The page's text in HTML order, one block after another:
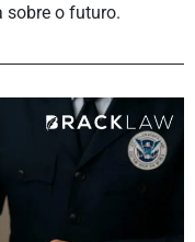
sobre o futuro.